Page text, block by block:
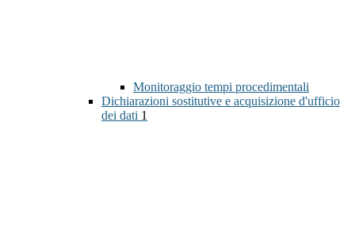
Monitoraggio tempi procedimentali
Dichiarazioni sostitutive e acquisizione d'ufficio
dei dati 1